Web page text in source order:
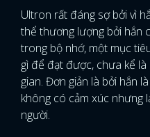
Ultron rất đáng sợ bởi vì
thể thương lượng bởi hắn
trong bộ nhớ, một mục
gì để đạt được, chưa kể là
gian. Đơn giản là bởi hắn
không có cảm xúc nhưng
người.